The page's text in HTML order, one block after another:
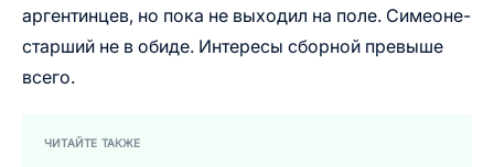
аргентинцев, но пока не выходил на поле. Симеоне-
старший не в обиде. Интересы сборной превыше
всего.
ЧИТАЙТЕ ТАКЖЕ